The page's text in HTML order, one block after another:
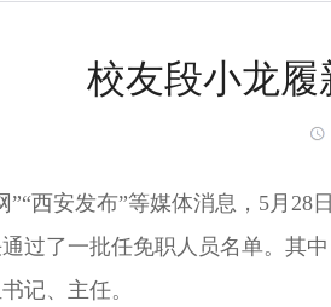
校友段小龙
”“西安发布”等媒体消息，5月
过了一批任免职人员名单。其
记、主任。